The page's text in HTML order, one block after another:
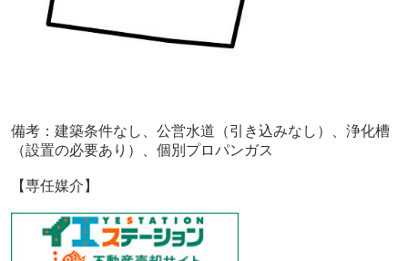
備考： 建築条件なし、公営水道（引き込みなし）、浄化槽
（設置の必要あり）、個別プロパンガス
【専任媒介】